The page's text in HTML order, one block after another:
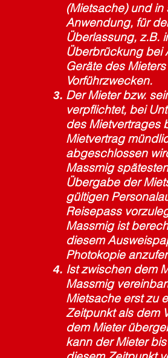
(Mietsache) und in
Anwendung, für
Überlassung, z.B.
Überbrückung bei
Geräte des
Vorführzwecken.
Der Mieter bzw.
verpflichtet, bei
des Mietvertrages
Mietvertrag
abgeschlossen
Massmig
Übergabe der
gültigen
Reisepass
Massmig ist
diesem
Photokopie
Ist zwischen dem
Massmig
Mietsache erst zu
Zeitpunkt als dem
dem Mieter
kann der Mieter